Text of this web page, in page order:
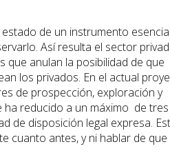
de un instrumento esencial
Así resulta el sector
anulan la posibilidad de que
los privados. En el actual
de prospección, exploración y
ha reducido a un máximo de tres
de disposición legal expresa.
cuanto antes, y ni hablar de que